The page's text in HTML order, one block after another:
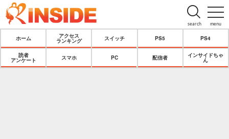
menu
search
ホーム
アクセス
ランキング
スイッチ PS5 PS4
読者
アンケート
スマホ PC 配信者
インサイドちゃ
ん